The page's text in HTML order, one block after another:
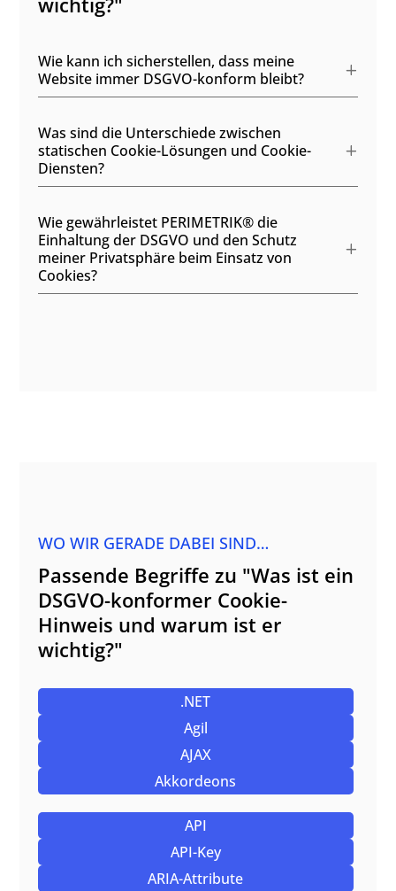
Wie kann ich sicherstellen, dass meine
Website immer DSGVO-konform bleibt?
Was sind die Unterschiede zwischen
statischen Cookie-Lösungen und Cookie-
Diensten?
Wie gewährleistet PERIMETRIK® die
Einhaltung der DSGVO und den Schutz
meiner Privatsphäre beim Einsatz von
Cookies?
WO WIR GERADE DABEI SIND…
Passende Begriffe zu "Was ist ein
DSGVO-konformer Cookie-
Hinweis und warum ist er
wichtig?"
.NET
Agil
AJAX
Akkordeons
API
API-Key
ARIA-Attribute